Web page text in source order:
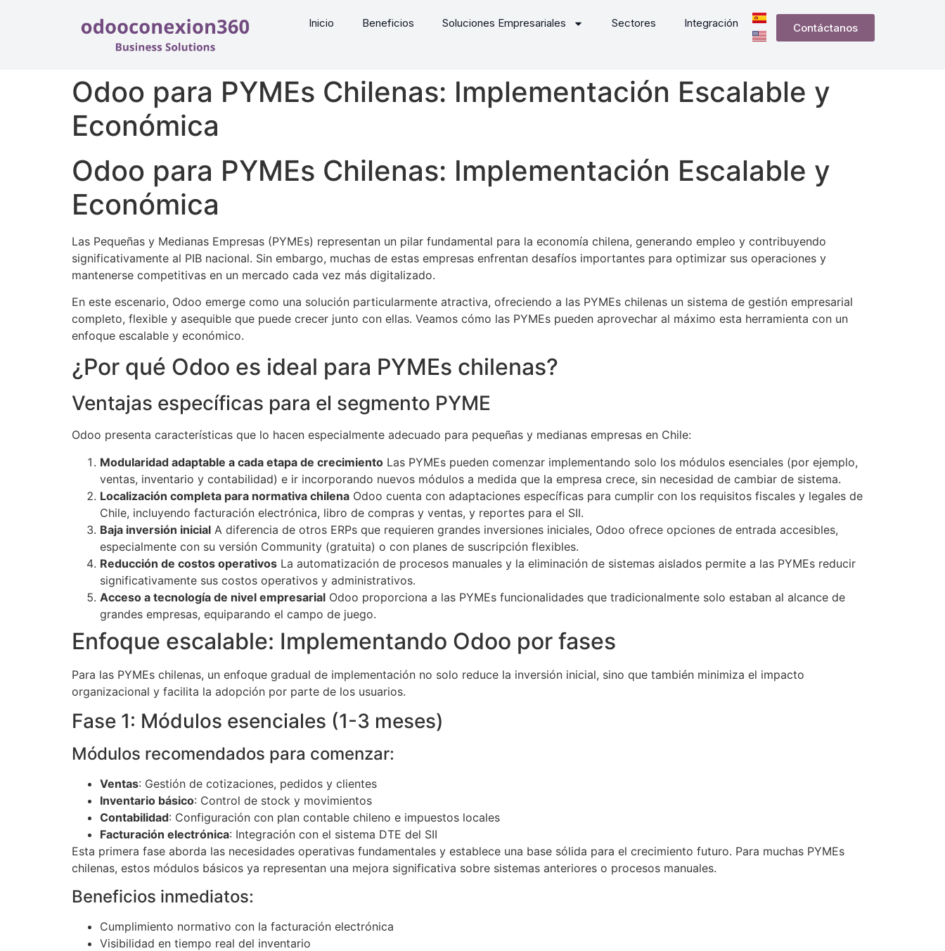
Inicio Beneficios Soluciones Empresariales Sectores Integración Contáctanos
Odoo para PYMEs Chilenas: Implementación Escalable y
Económica
Odoo para PYMEs Chilenas: Implementación Escalable y
Económica
Las Pequeñas y Medianas Empresas (PYMEs) representan un pilar fundamental para la economía chilena, generando empleo y contribuyendo
significativamente al PIB nacional. Sin embargo, muchas de estas empresas enfrentan desafíos importantes para optimizar sus operaciones y
mantenerse competitivas en un mercado cada vez más digitalizado.
En este escenario, Odoo emerge como una solución particularmente atractiva, ofreciendo a las PYMEs chilenas un sistema de gestión empresarial
completo, flexible y asequible que puede crecer junto con ellas. Veamos cómo las PYMEs pueden aprovechar al máximo esta herramienta con un
enfoque escalable y económico.
¿Por qué Odoo es ideal para PYMEs chilenas?
Ventajas específicas para el segmento PYME
Odoo presenta características que lo hacen especialmente adecuado para pequeñas y medianas empresas en Chile:
Modularidad adaptable a cada etapa de crecimiento Las PYMEs pueden comenzar implementando solo los módulos esenciales (por ejemplo,
ventas, inventario y contabilidad) e ir incorporando nuevos módulos a medida que la empresa crece, sin necesidad de cambiar de sistema.
Localización completa para normativa chilena Odoo cuenta con adaptaciones específicas para cumplir con los requisitos fiscales y legales de
Chile, incluyendo facturación electrónica, libro de compras y ventas, y reportes para el SII.
Baja inversión inicial A diferencia de otros ERPs que requieren grandes inversiones iniciales, Odoo ofrece opciones de entrada accesibles,
especialmente con su versión Community (gratuita) o con planes de suscripción flexibles.
Reducción de costos operativos La automatización de procesos manuales y la eliminación de sistemas aislados permite a las PYMEs reducir
significativamente sus costos operativos y administrativos.
Acceso a tecnología de nivel empresarial Odoo proporciona a las PYMEs funcionalidades que tradicionalmente solo estaban al alcance de
grandes empresas, equiparando el campo de juego.
Enfoque escalable: Implementando Odoo por fases
Para las PYMEs chilenas, un enfoque gradual de implementación no solo reduce la inversión inicial, sino que también minimiza el impacto
organizacional y facilita la adopción por parte de los usuarios.
Fase 1: Módulos esenciales (1-3 meses)
Módulos recomendados para comenzar:
Ventas: Gestión de cotizaciones, pedidos y clientes
Inventario básico: Control de stock y movimientos
Contabilidad: Configuración con plan contable chileno e impuestos locales
Facturación electrónica: Integración con el sistema DTE del SII
Esta primera fase aborda las necesidades operativas fundamentales y establece una base sólida para el crecimiento futuro. Para muchas PYMEs
chilenas, estos módulos básicos ya representan una mejora significativa sobre sistemas anteriores o procesos manuales.
Beneficios inmediatos:
Cumplimiento normativo con la facturación electrónica
Visibilidad en tiempo real del inventario